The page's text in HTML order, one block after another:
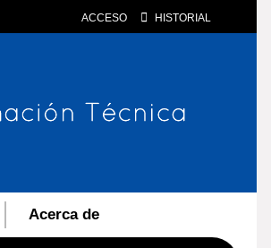
ACCESO HISTORIAL
Acerca de